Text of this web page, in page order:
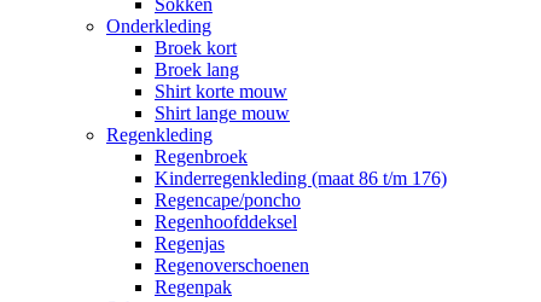
Sokken
Onderkleding
Broek kort
Broek lang
Shirt korte mouw
Shirt lange mouw
Regenkleding
Regenbroek
Kinderregenkleding (maat 86 t/m 176)
Regencape/poncho
Regenhoofddeksel
Regenjas
Regenoverschoenen
Regenpak